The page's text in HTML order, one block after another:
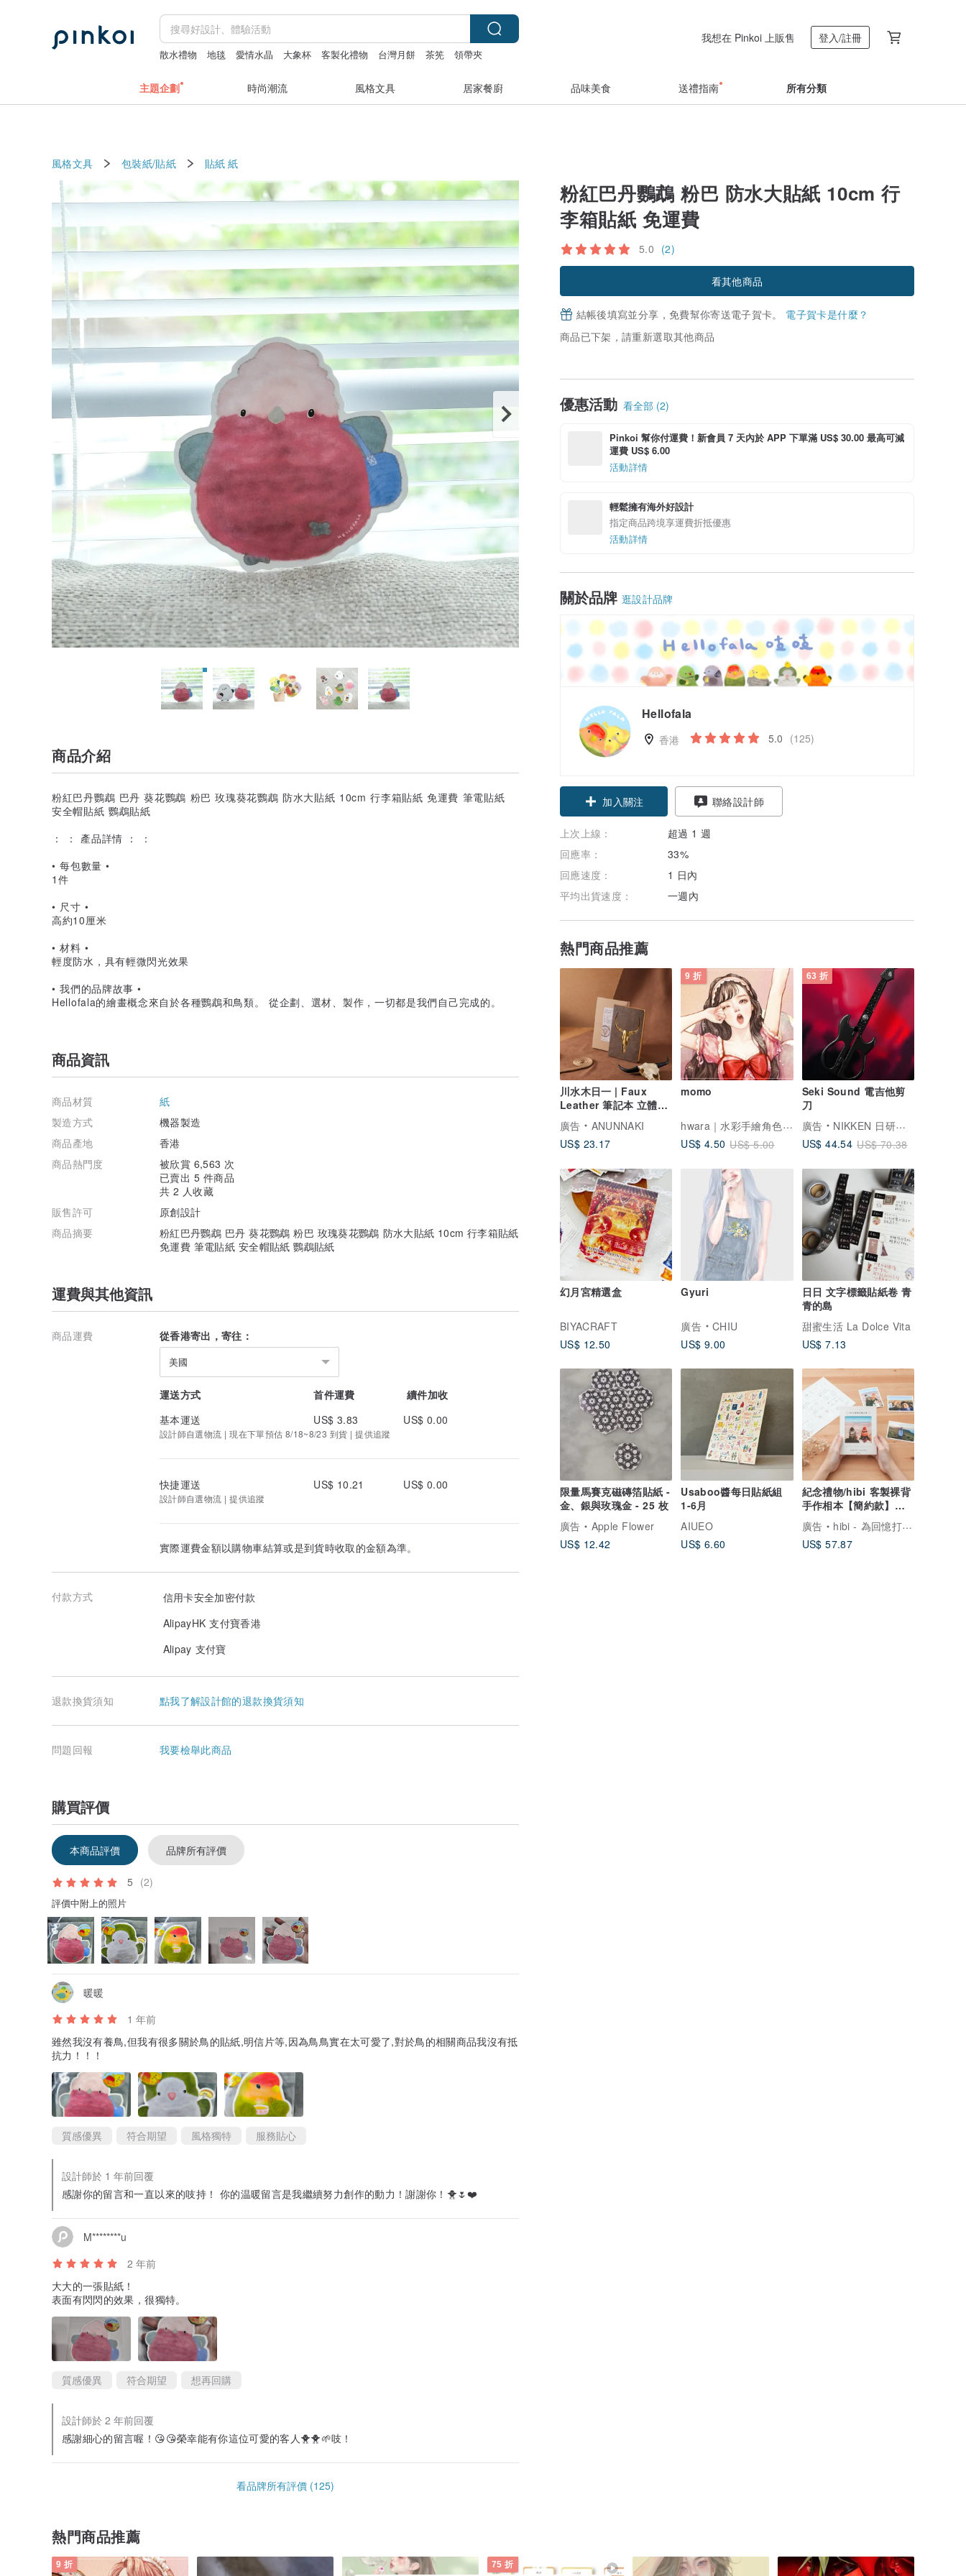
散水禮物 地毯 愛情水晶 大象杯 客製化禮物 台灣月餅 茶筅 領帶夾
我想在 Pinkoi 上販售 登入/註冊
主題企劃 時尚潮流 風格文具 居家餐廚 品味美食 送禮指南 所有分類
風格文具 包裝紙/貼紙 貼紙 紙
粉紅巴丹鸚鵡 粉巴 防水大貼紙 10cm 行
李箱貼紙 免運費
5.0 (2)
看其他商品
結帳後填寫並分享，免費幫你寄送電子賀卡。 電子賀卡是什麼？
商品已下架，請重新選取其他商品
優惠活動 看全部 (2)
Pinkoi 幫你付運費！新會員 7 天內於 APP 下單滿 US$ 30.00 最高可減
運費 US$ 6.00
活動詳情
輕鬆擁有海外好設計
指定商品跨境享運費折抵優惠
活動詳情
關於品牌 逛設計品牌
Hellofala
香港 5.0 (125)
加入關注 聯絡設計師
上次上線：
超過 1 週
回應率：
33%
回應速度：
1 日內
平均出貨速度：
一週內
熱門商品推薦
川水木日一 | Faux
Leather 筆記本 立體牛
頭
廣告
ANUNNAKI
US$ 23.17
9 折
momo
hwara｜水彩手繪角色貼紙
US$ 4.50 US$ 5.00
63 折
Seki Sound 電吉他剪
刀
廣告
NIKKEN 日研刃物
US$ 44.54 US$ 70.38
幻月宮精選盒
BIYACRAFT
US$ 12.50
Gyuri
廣告
CHIU
US$ 9.00
日日 文字標籤貼紙卷 青
青的島
甜蜜生活 La Dolce Vita
US$ 7.13
限量馬賽克磁磚箔貼紙 -
金、銀與玫瑰金 - 25 枚
廣告
Apple Flower
US$ 12.42
Usaboo醬每日貼紙組
1-6月
AIUEO
US$ 6.60
紀念禮物/hibi 客製裸背
手作相本【簡約款】情
侶禮物 生日禮物
廣告
hibi - 為回憶打造專屬的家
US$ 57.87
商品介紹
粉紅巴丹鸚鵡 巴丹 葵花鸚鵡 粉巴 玫瑰葵花鸚鵡 防水大貼紙 10cm 行李箱貼紙 免運費 筆電貼紙
安全帽貼紙 鸚鵡貼紙
： ： 產品詳情 ： ：
• 每包數量 •
1件
• 尺寸 •
高約10厘米
• 材料 •
輕度防水，具有輕微閃光效果
• 我們的品牌故事 •
Hellofala的繪畫概念來自於各種鸚鵡和鳥類。 從企劃、選材、製作，一切都是我們自己完成的。
商品資訊
商品材質
紙
製造方式
機器製造
商品產地
香港
商品熱門度
被欣賞 6,563 次
已賣出 5 件商品
共 2 人收藏
販售許可
原創設計
商品摘要
粉紅巴丹鸚鵡 巴丹 葵花鸚鵡 粉巴 玫瑰葵花鸚鵡 防水大貼紙 10cm 行李箱貼紙
免運費 筆電貼紙 安全帽貼紙 鸚鵡貼紙
運費與其他資訊
商品運費 從香港寄出，寄往：
美國
運送方式 首件運費
續件加收
基本運送
US$ 3.83 US$ 0.00
設計師自選物流 | 現在下單預估 8/18~8/23 到貨 | 提供追蹤
快捷運送 US$ 10.21 US$ 0.00
設計師自選物流 | 提供追蹤
實際運費金額以購物車結算或是到貨時收取的金額為準。
付款方式
信用卡安全加密付款
AlipayHK 支付寶香港
Alipay 支付寶
退款換貨須知 點我了解設計館的退款換貨須知
問題回報 我要檢舉此商品
購買評價
本商品評價 品牌所有評價
5 (2)
評價中附上的照片
暖暖
1 年前
雖然我沒有養鳥,但我有很多關於鳥的貼紙,明信片等,因為鳥鳥實在太可愛了,對於鳥的相關商品我沒有抵
抗力！！！
質感優異 符合期望 風格獨特 服務貼心
設計師於 1 年前回覆
感謝你的留言和一直以來的吱持！ 你的温暖留言是我繼續努力創作的動力！謝謝你！🐥🌷❤️
M********u
2 年前
大大的一張貼紙！
表面有閃閃的效果，很獨特。
質感優異 符合期望 想再回購
設計師於 2 年前回覆
感謝細心的留言喔！😘😘榮幸能有你這位可愛的客人🐥🐥🌱吱！
看品牌所有評價 (125)
熱門商品推薦
9 折 75 折